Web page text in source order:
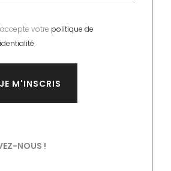
votre politique de
NOUS !